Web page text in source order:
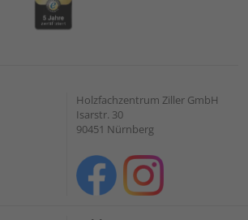
Holzfachzentrum Ziller GmbH
Isarstr. 30
90451 Nürnberg